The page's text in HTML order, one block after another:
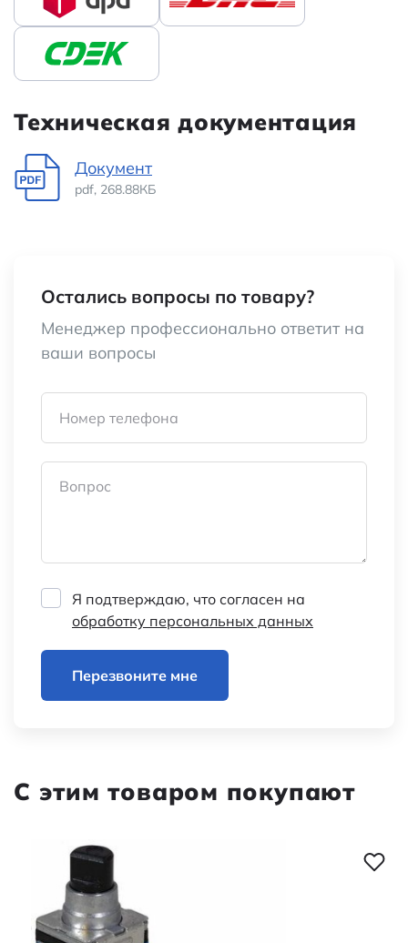
Техническая документация
Документ
pdf, 268.88КБ
Остались вопросы по товару?
Менеджер профессионально ответит на
ваши вопросы
Номер телефона
Вопрос
Я подтверждаю, что согласен на
обработку персональных данных
Перезвоните мне
С этим товаром покупают